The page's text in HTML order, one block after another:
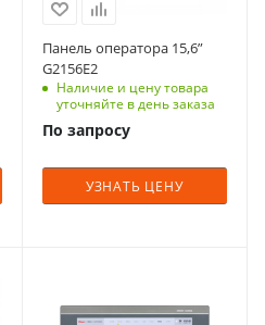
Панель оператора 15,6”
G2156E2
Наличие и цену товара
уточняйте в день заказа
По запросу
УЗНАТЬ ЦЕНУ